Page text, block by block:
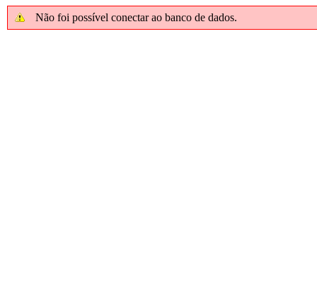
Não foi possível conectar ao banco de dados.